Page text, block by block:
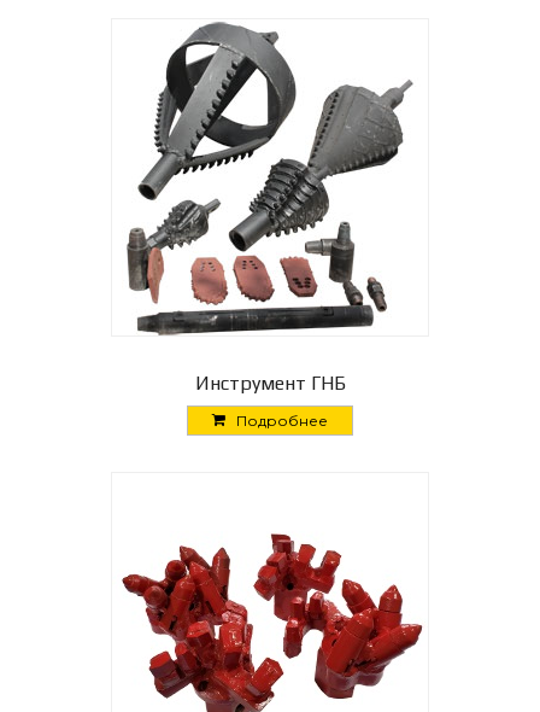
Инструмент ГНБ
Подробнее